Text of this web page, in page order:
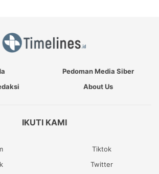
Pedoman Media Siber
About Us
IKUTI KAMI
Tiktok
Twitter